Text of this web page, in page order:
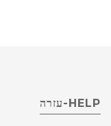
HELP-עזרה